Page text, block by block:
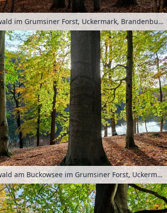
Buchenwald im Grumsiner Forst, Uckermark, Brandenburg, Deutschland
Buchenwald am Buckowsee im Grumsiner Forst, Uckermark, Brandenburg, Deutschland